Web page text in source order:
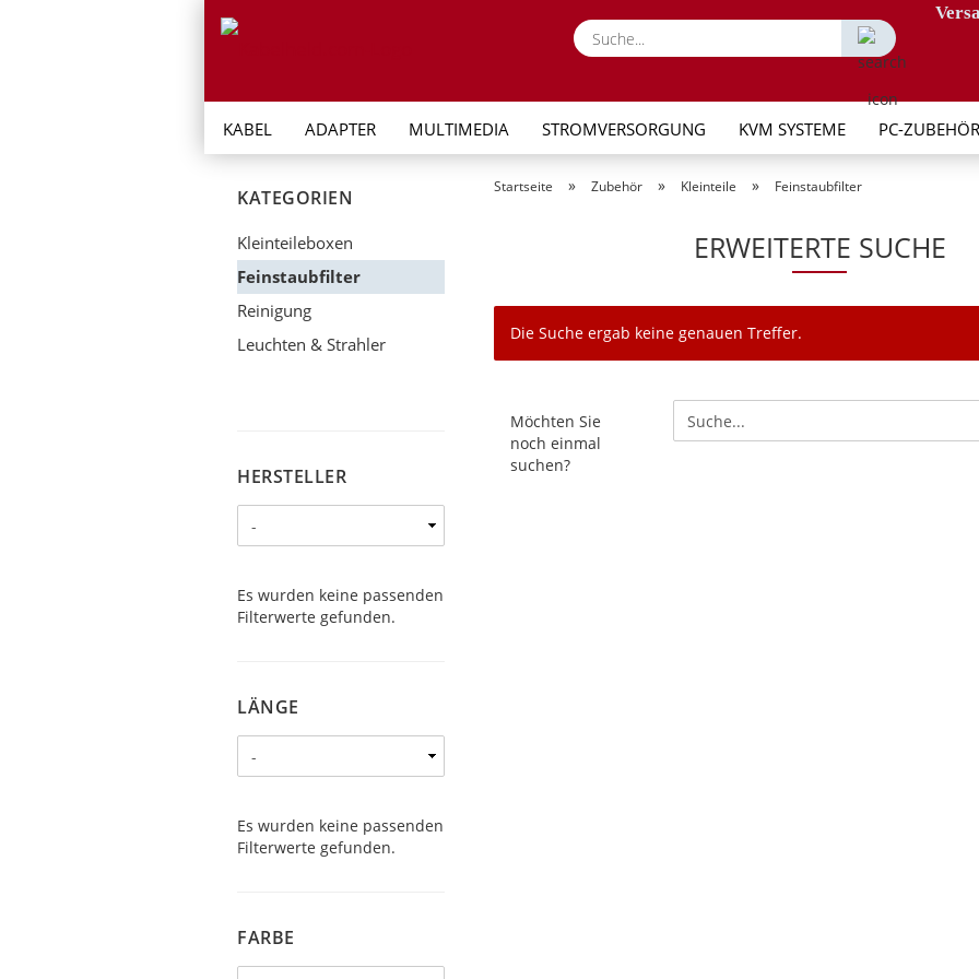
Suche...
KABEL ADAPTER MULTIMEDIA STROMVERSORGUNG KVM SYSTEME PC-ZUBEHÖR
Startseite » Zubehör » Kleinteile » Feinstaubfilter
ERWEITERTE SUCHE
Die Suche ergab keine genauen Treffer.
SIE
NOCH
EINMAL
Möchten Sie
noch einmal
suchen?
KATEGORIEN
Kleinteileboxen
Feinstaubfilter
Reinigung
Leuchten & Strahler
HERSTELLER
HERSTELLER
Es wurden keine passenden
Filterwerte gefunden.
LÄNGE
LÄNGE
Es wurden keine passenden
Filterwerte gefunden.
FARBE
FARBE